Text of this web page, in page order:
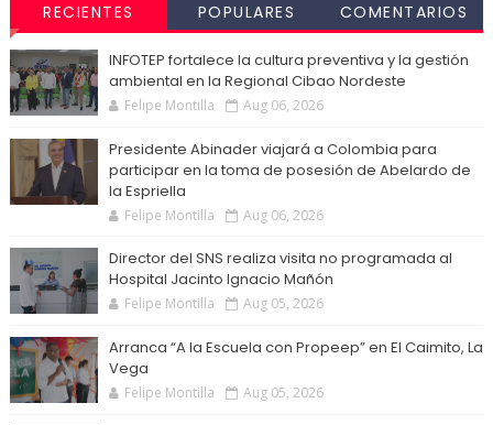
RECIENTES POPULARES COMENTARIOS
INFOTEP fortalece la cultura preventiva y la gestión
ambiental en la Regional Cibao Nordeste
Felipe Montilla Aug 06, 2026
Presidente Abinader viajará a Colombia para
participar en la toma de posesión de Abelardo de
la Espriella
Felipe Montilla Aug 06, 2026
Director del SNS realiza visita no programada al
Hospital Jacinto Ignacio Mañón
Felipe Montilla Aug 05, 2026
Arranca “A la Escuela con Propeep” en El Caimito, La
Vega
Felipe Montilla Aug 05, 2026